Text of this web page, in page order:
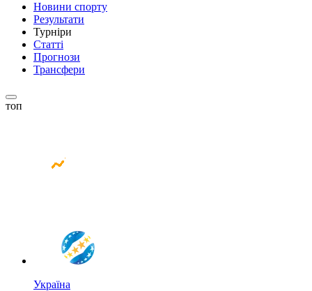
Новини спорту
Результати
Турніри
Статті
Прогнози
Трансфери
топ
Україна